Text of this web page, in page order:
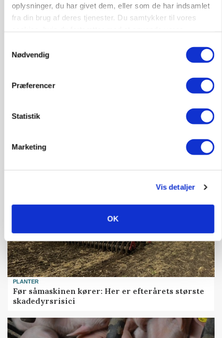
oplysninger, du har givet dem, eller som de har indsamlet
fra din brug af deres tjenester. Du samtykker til vores
Nødvendig
Præferencer
Statistik
Marketing
Vis detaljer
OK
Snart kan man søge tilskud til naturprojekter
PLANTER
Før såmaskinen kører: Her er efterårets største
skadedyrsrisici